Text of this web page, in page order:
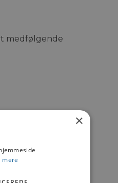
medfølgende
×
mere